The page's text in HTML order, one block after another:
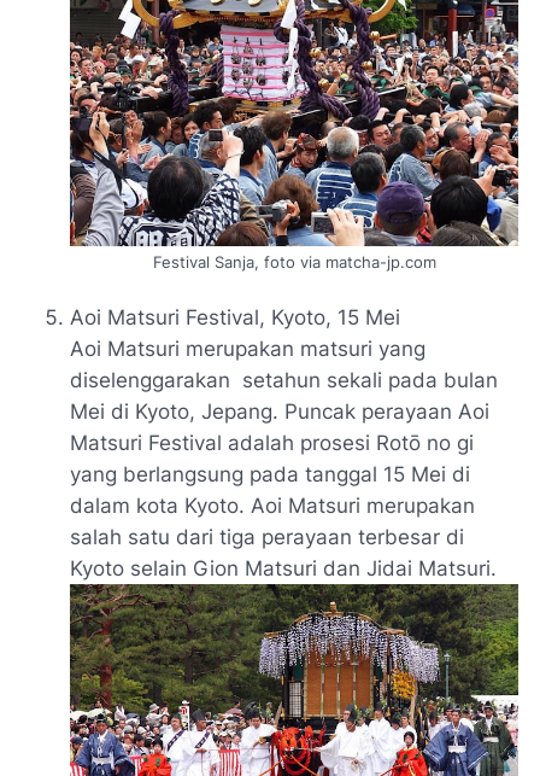
Festival Sanja, foto via matcha-jp.com
Aoi Matsuri Festival, Kyoto, 15 Mei
Aoi Matsuri merupakan matsuri yang
diselenggarakan setahun sekali pada bulan
Mei di Kyoto, Jepang. Puncak perayaan Aoi
Matsuri Festival adalah prosesi Rotō no gi
yang berlangsung pada tanggal 15 Mei di
dalam kota Kyoto. Aoi Matsuri merupakan
salah satu dari tiga perayaan terbesar di
Kyoto selain Gion Matsuri dan Jidai Matsuri.